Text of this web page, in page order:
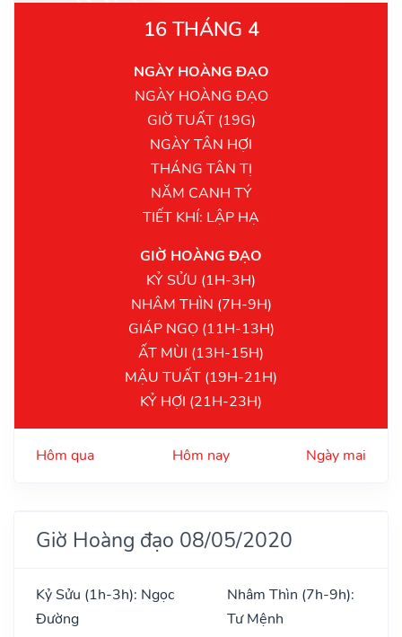
16 THÁNG 4
NGÀY HOÀNG ĐẠO
NGÀY HOÀNG ĐẠO
GIỜ TUẤT (19G)
NGÀY TÂN HỢI
THÁNG TÂN TỊ
NĂM CANH TÝ
TIẾT KHÍ: LẬP HẠ
GIỜ HOÀNG ĐẠO
KỶ SỬU (1H-3H)
NHÂM THÌN (7H-9H)
GIÁP NGỌ (11H-13H)
ẤT MÙI (13H-15H)
MẬU TUẤT (19H-21H)
KỶ HỢI (21H-23H)
Hôm qua Hôm nay Ngày mai
Giờ Hoàng đạo 08/05/2020
Kỷ Sửu (1h-3h): Ngọc
Đường
Nhâm Thìn (7h-9h):
Tư Mệnh